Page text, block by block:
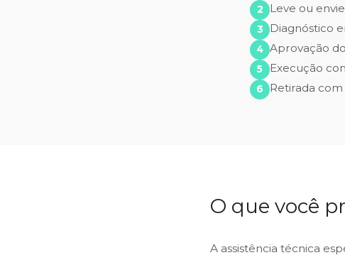
Leve ou
Diagnóstico
Aprovação
Execução
Retirada
O que você
A assistência técnica